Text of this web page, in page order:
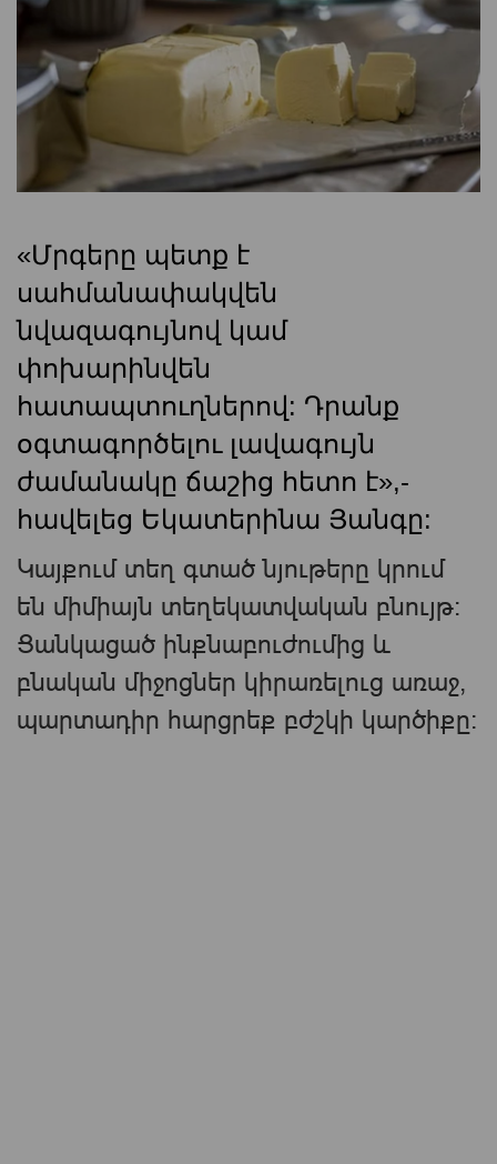
«Մրգերը պետք է
սահմանափակվեն
նվազագույնով կամ
փոխարինվեն
հատապտուղներով: Դրանք
օգտագործելու լավագույն
ժամանակը ճաշից հետո է»,-
հավելեց Եկատերինա Յանգը:
Կայքում տեղ գտած նյութերը կրում
են միմիայն տեղեկատվական բնույթ։
Ցանկացած ինքնաբուժումից և
բնական միջոցներ կիրառելուց առաջ,
պարտադիր հարցրեք բժշկի կարծիքը։